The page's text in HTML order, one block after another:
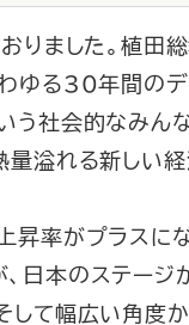
おりました。植
ゆる30年間の
う社会的なみん
量溢れる新しい
昇率がプラスに
日本のステー
して幅広い角度